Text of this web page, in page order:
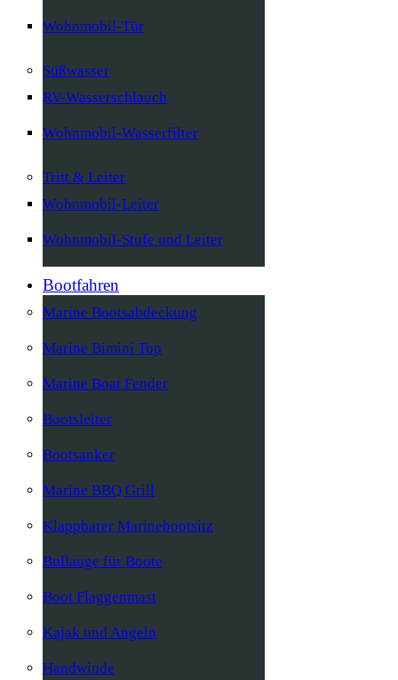
Wohnmobil-Tür
Süßwasser
RV-Wasserschlauch
Wohnmobil-Wasserfilter
Tritt & Leiter
Wohnmobil-Leiter
Wohnmobil-Stufe und Leiter
Bootfahren
Marine Bootsabdeckung
Marine Bimini Top
Marine Boat Fender
Bootsleiter
Bootsanker
Marine BBQ Grill
Klappbarer Marinebootsitz
Bullauge für Boote
Boot Flaggenmast
Kajak und Angeln
Handwinde